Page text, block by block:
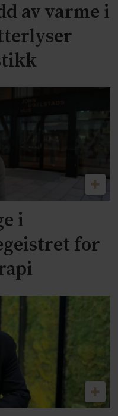
av varme i
i
for